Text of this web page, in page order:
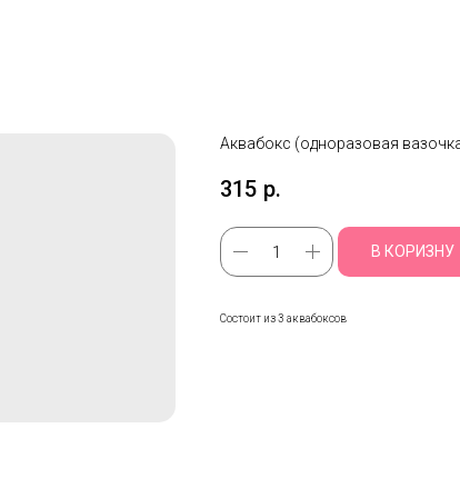
Аквабокс (одноразовая
315 р.
В КОРИЗНУ
Состоит из 3 аквабоксов